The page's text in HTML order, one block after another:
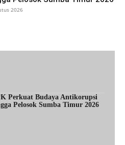
2026
Perkuat Budaya Antikorupsi
Pelosok Sumba Timur 2026